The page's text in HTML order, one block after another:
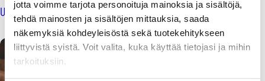
jotta voimme tarjota personoituja mainoksia ja sisältöjä,
tehdä mainosten ja sisältöjen mittauksia, saada
näkemyksiä kohdeyleisöstä sekä tuotekehitykseen
liittyvistä syistä. Voit valita, kuka käyttää tietojasi ja mihin
tarkoituksiin.
Uusi mobiili-jäsenkortti on pian täällä – katso latausohjeet!